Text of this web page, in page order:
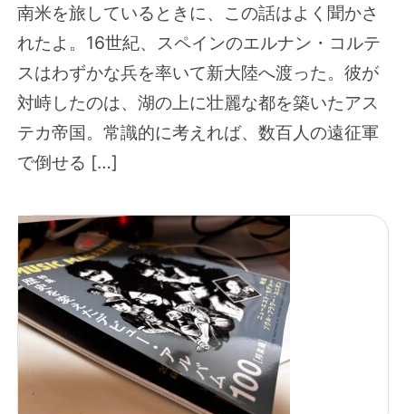
南米を旅しているときに、この話はよく聞かさ
れたよ。16世紀、スペインのエルナン・コルテ
スはわずかな兵を率いて新大陸へ渡った。彼が
対峙したのは、湖の上に壮麗な都を築いたアス
テカ帝国。常識的に考えれば、数百人の遠征軍
で倒せる […]